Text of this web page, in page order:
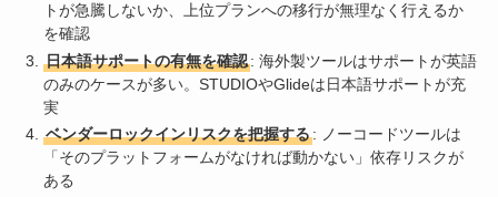
トが急騰しないか、上位プランへの移行が無理なく行えるか
を確認
日本語サポートの有無を確認: 海外製ツールはサポートが英語
のみのケースが多い。STUDIOやGlideは日本語サポートが充
実
ベンダーロックインリスクを把握する: ノーコードツールは
「そのプラットフォームがなければ動かない」依存リスクが
ある